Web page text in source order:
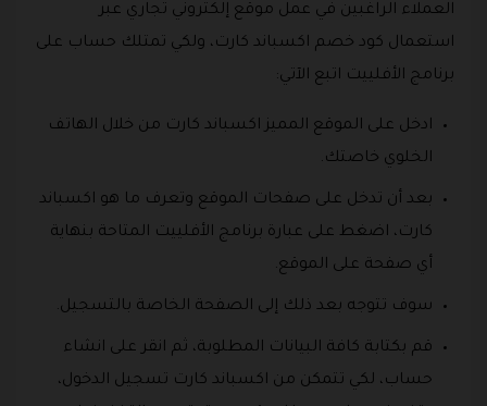
العملاء الراغبين في عمل موقع إلكتروني تجاري عبر
استعمال كود خصم اكسباند كارت، ولكي تمتلك حساب على
برنامج الأفلييت اتبع الآتي:
ادخل على الموقع المميز اكسباند كارت من خلال الهاتف
الخلوي خاصتك.
بعد أن تدخل على صفحات الموقع وتعرف ما هو اكسباند
كارت، اضغط على عبارة برنامج الأفلييت المتاحة بنهاية
أي صفحة على الموقع.
سوف تتوجه بعد ذلك إلى الصفحة الخاصة بالتسجيل.
قم بكتابة كافة البيانات المطلوبة، ثم انقر على انشاء
حساب، لكي تتمكن من اكسباند كارت تسجيل الدخول،